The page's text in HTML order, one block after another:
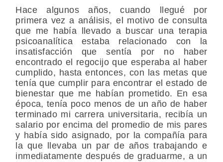
Hace algunos años, cuando llegué por
primera vez a análisis, el motivo de consulta
que me había llevado a buscar una terapia
psicoanalítica estaba relacionado con la
insatisfacción que sentía por no haber
encontrado el regocijo que esperaba al haber
cumplido, hasta entonces, con las metas que
tenía que cumplir para encontrar el estado de
bienestar que me habían prometido. En esa
época, tenía poco menos de un año de haber
terminado mi carrera universitaria, recibía un
salario por encima del promedio de mis pares
y había sido asignado, por la compañía para
la que llevaba un par de años trabajando e
inmediatamente después de graduarme, a un